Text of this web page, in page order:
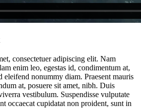
consectetuer adipiscing elit. Nam
enim leo, egestas id, condimentum at,
eleifend nonummy diam. Praesent mauris
at, posuere sit amet, nibh. Duis
vestibulum. Suspendisse vulputate
occaecat cupidatat non proident, sunt in